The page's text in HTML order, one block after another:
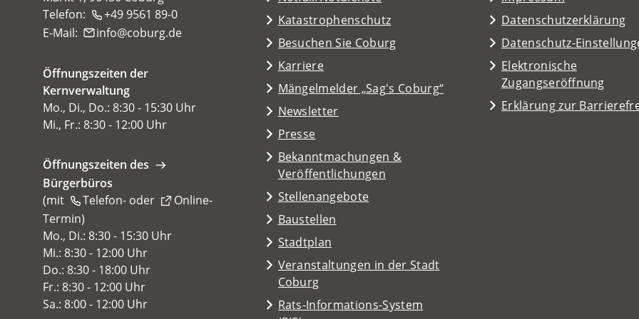
Telefon:
+49 9561 89-0
E-Mail:
info coburg de
Öffnungszeiten der
Kernverwaltung
Mo., Di., Do.: 8:30 - 15:30 Uhr
Mi., Fr.: 8:30 - 12:00 Uhr
Öffnungszeiten des
Bürgerbüros
(mit
Telefon- oder
Online-
Termin
(Öffnet
in
einem
neuen
Tab)
)
Mo., Di.: 8:30 - 15:30 Uhr
Mi.: 8:30 - 12:00 Uhr
Do.: 8:30 - 18:00 Uhr
Fr.: 8:30 - 12:00 Uhr
Sa.: 8:00 - 12:00 Uhr
Katastrophenschutz
Besuchen Sie Coburg
(Öffnet
in
neuen
Tab)
Karriere
Mängelmelder „Sag's Coburg“
(Öffnet
in
neuen
Tab)
Newsletter
Presse
Bekanntmachungen &
Veröffentlichungen
Stellenangebote
Baustellen
Stadtplan
(Öffnet
in
einem
Tab)
Veranstaltungen in der Stadt
Coburg
(Öffnet
in Rats-Informations-System
Datenschutzerklärung
Datenschutz-
Elektronische
Zugangseröffnung
Erklärung zur